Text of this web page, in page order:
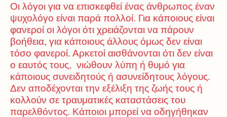
Οι λόγοι για να επισκεφθεί ένας άνθρωπος έναν
ψυχολόγο είναι παρά πολλοί. Για κάποιους είναι
φανεροί οι λόγοι ότι χρειάζονται να πάρουν
βοήθεια, για κάποιους άλλους όμως δεν είναι
τόσο φανεροί. Αρκετοί αισθάνονται ότι δεν είναι
ο εαυτός τους, νιώθουν λύπη ή θυμό για
κάποιους συνειδητούς ή ασυνείδητους λόγους.
Δεν αποδέχονται την εξέλιξη της ζωής τους ή
κολλούν σε τραυματικές καταστάσεις του
παρελθόντος. Κάποιοι μπορεί να οδηγήθηκαν